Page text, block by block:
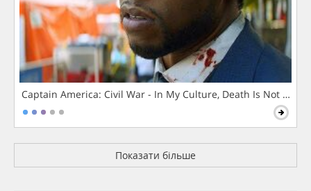
Captain America: Civil War - In My Culture, Death Is Not The
Показати більше